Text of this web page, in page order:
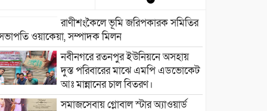
রাণীশংকৈলে ভূমি জরিপকারক সমিতির
ওয়াকেয়া, সম্পাদক মিলন
নবীনগরে রতনপুর ইউনিয়নে অসহায়
দুস্ত পরিবারের মাঝে এমপি এডভোকেট
আঃ মান্নানের চাল বিতরণ।
সমাজসেবায় গ্লোবাল স্টার অ্যাওয়ার্ড